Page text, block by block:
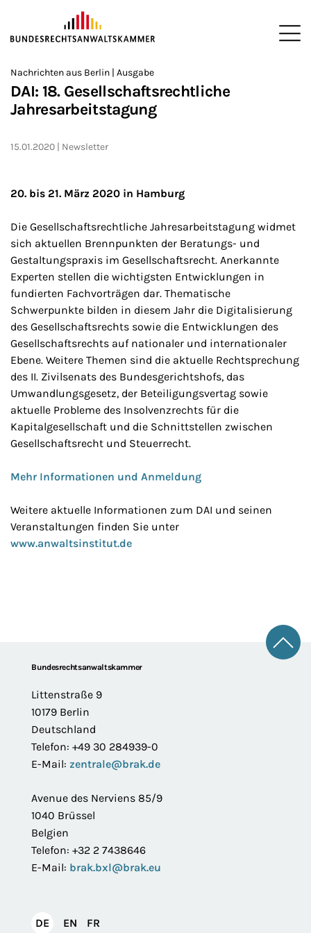
ZUM HAUPTINHALT SPRINGEN
Sie befinden sich hier:
>
Startseite
>
Newsroom
>
Newsletter
Nachrichten aus Berlin | Ausgabe
DAI: 18. Gesellschaftsrechtliche
Jahresarbeitstagung
15.01.2020 Newsletter
20. bis 21. März 2020 in Hamburg
Die Gesellschaftsrechtliche Jahresarbeitstagung widmet
sich aktuellen Brennpunkten der Beratungs- und
Gestaltungspraxis im Gesellschaftsrecht. Anerkannte
Experten stellen die wichtigsten Entwicklungen in
fundierten Fachvorträgen dar. Thematische
Schwerpunkte bilden in diesem Jahr die Digitalisierung
des Gesellschaftsrechts sowie die Entwicklungen des
Gesellschaftsrechts auf nationaler und internationaler
Ebene. Weitere Themen sind die aktuelle Rechtsprechung
des II. Zivilsenats des Bundesgerichtshofs, das
Umwandlungsgesetz, der Beteiligungsvertag sowie
aktuelle Probleme des Insolvenzrechts für die
Kapitalgesellschaft und die Schnittstellen zwischen
Gesellschaftsrecht und Steuerrecht.
Mehr Informationen und Anmeldung
Weitere aktuelle Informationen zum DAI und seinen
Veranstaltungen finden Sie unter
www.anwaltsinstitut.de
FooterBundesrechtsanwaltskammer
Littenstraße 9
10179 Berlin
Deutschland
Telefon: +49 30 284939-0
E-Mail: zentrale@brak.de
Avenue des Nerviens 85/9
1040 Brüssel
Belgien
Telefon: +32 2 7438646
E-Mail: brak.bxl@brak.eu
DEDeutsch
EN English
FR